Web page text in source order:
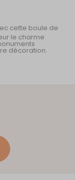
cette boule de
le charme
décoration.